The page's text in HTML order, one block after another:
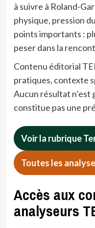
à suivre à Roland-
physique, pression
points importants :
peser dans la
Contenu éditorial
pratiques, contexte
Aucun résultat
constitue pas une
Voir la rubrique
Toutes les
Accès aux
analyseurs